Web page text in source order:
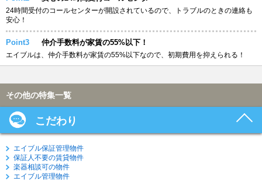
24時間受付のコールセンターが開設されているので、トラブルのときの連絡も
安心！
Point3 仲介手数料が家賃の55%以下！
エイブルは、仲介手数料が家賃の55%以下なので、初期費用を抑えられる！
その他の特集一覧
こだわり
エイブル保証管理物件
保証人不要の賃貸物件
楽器相談可の物件
エイブル管理物件